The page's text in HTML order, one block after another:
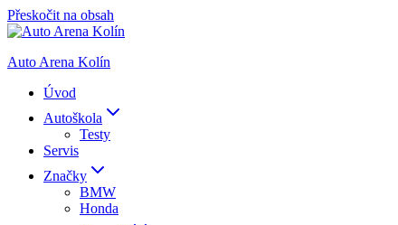
Přeskočit na obsah
Auto Arena Kolín
Úvod
Autoškola
Testy
Servis
Značky
BMW
Honda